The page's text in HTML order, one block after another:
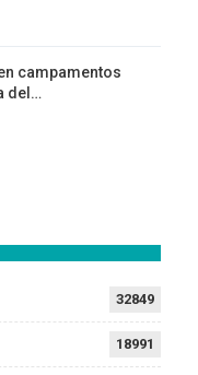
campamentos
del…
32849
18991